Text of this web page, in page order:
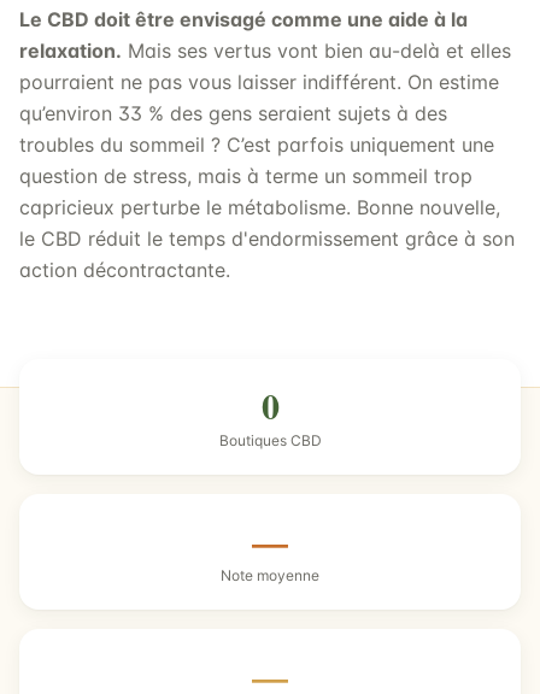
Le CBD doit être envisagé comme une aide à la
relaxation. Mais ses vertus vont bien au-delà et elles
pourraient ne pas vous laisser indifférent. On estime
qu’environ 33 % des gens seraient sujets à des
troubles du sommeil ? C’est parfois uniquement une
question de stress, mais à terme un sommeil trop
capricieux perturbe le métabolisme. Bonne nouvelle,
le CBD réduit le temps d'endormissement grâce à son
action décontractante.
0
Boutiques CBD
—
Note moyenne
—